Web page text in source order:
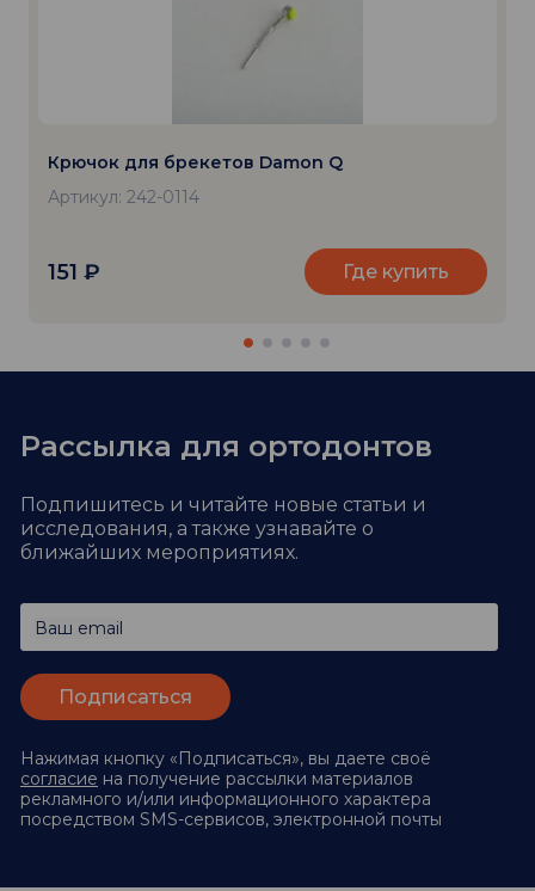
Крючок для брекетов Damon Q
Артикул: 242-0114
151 ₽ Где купить
Рассылка для ортодонтов
Подпишитесь и читайте новые статьи и
исследования, а также узнавайте о
ближайших мероприятиях.
Ваш email
Нажимая кнопку «Подписаться», вы даете своё
согласие на получение рассылки материалов
рекламного и/или информационного характера
посредством SMS-сервисов, электронной почты